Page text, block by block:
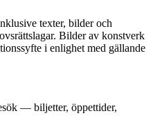
texter, bilder och
Bilder av konstverk
i enlighet med gällande
— biljetter, öppettider,